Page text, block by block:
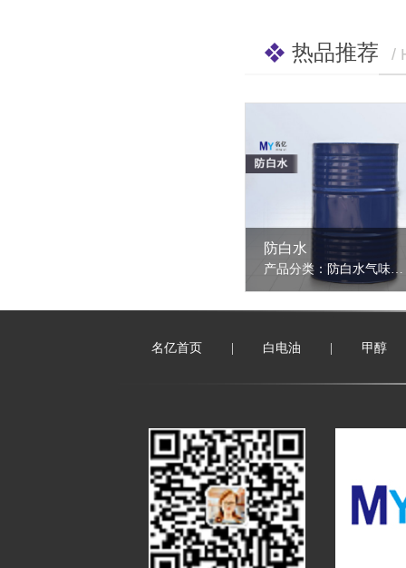
热品推荐 /
防白水
名亿首页 白电油 甲醇